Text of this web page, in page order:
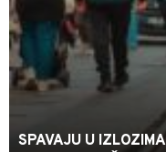
SPAVAJU U